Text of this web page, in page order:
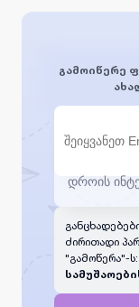
მეგობრული და
გრაფიკის
დასაქმების
პროფესიული
მასწავლებელი".
გამოიწერე
ძირითადი
"გამოწერა"-ს: